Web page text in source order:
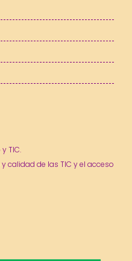
TIC.
calidad de las TIC y el acceso